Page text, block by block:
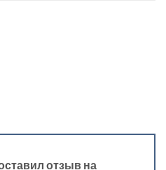
отзыв на